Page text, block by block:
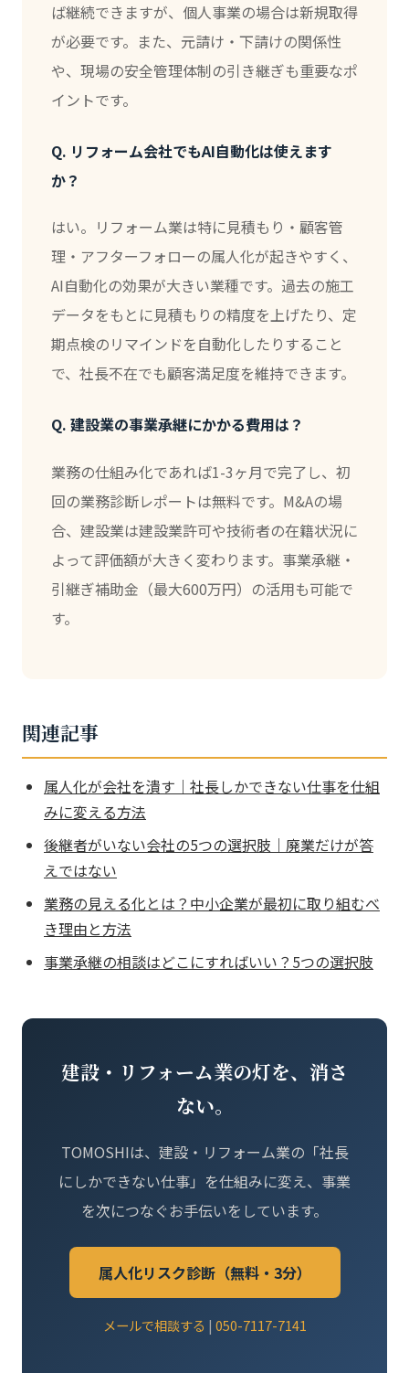
ば継続できますが、個人事業の場合は新規取得
が必要です。また、元請け・下請けの関係性
や、現場の安全管理体制の引き継ぎも重要なポ
イントです。
Q. リフォーム会社でもAI自動化は使えます
か？
はい。リフォーム業は特に見積もり・顧客管
理・アフターフォローの属人化が起きやすく、
AI自動化の効果が大きい業種です。過去の施工
データをもとに見積もりの精度を上げたり、定
期点検のリマインドを自動化したりすること
で、社長不在でも顧客満足度を維持できます。
Q. 建設業の事業承継にかかる費用は？
業務の仕組み化であれば1-3ヶ月で完了し、初
回の業務診断レポートは無料です。M&Aの場
合、建設業は建設業許可や技術者の在籍状況に
よって評価額が大きく変わります。事業承継・
引継ぎ補助金（最大600万円）の活用も可能で
す。
関連記事
属人化が会社を潰す｜社長しかできない仕事を仕組
みに変える方法
後継者がいない会社の5つの選択肢｜廃業だけが答
えではない
業務の見える化とは？中小企業が最初に取り組むべ
き理由と方法
事業承継の相談はどこにすればいい？5つの選択肢
建設・リフォーム業の灯を、消さ
ない。
TOMOSHIは、建設・リフォーム業の「社長
にしかできない仕事」を仕組みに変え、事業
を次につなぐお手伝いをしています。
属人化リスク診断（無料・3分）
メールで相談する | 050-7117-7141